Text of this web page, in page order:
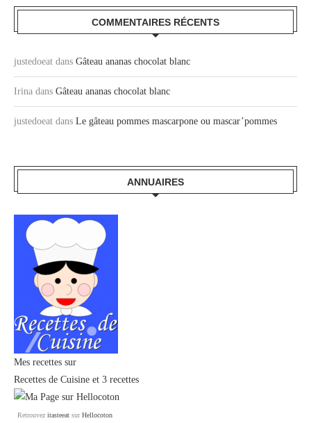
COMMENTAIRES RÉCENTS
justedoeat dans Gâteau ananas chocolat blanc
Irina dans Gâteau ananas chocolat blanc
justedoeat dans Le gâteau pommes mascarpone ou mascar’pommes
ANNUAIRES
Mes recettes sur
Recettes de Cuisine et 3 recettes
Retrouvez itasteeat surHellocoton